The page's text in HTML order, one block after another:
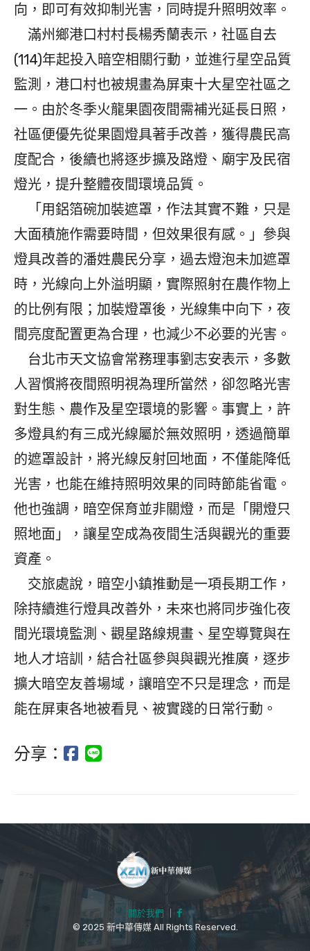
向，即可有效抑制光害，同時提升照明效率。
滿州鄉港口村村長楊秀蘭表示，社區自去
(114)年起投入暗空相關行動，並進行星空品質
監測，港口村也被規畫為屏東十大星空社區之
一。由於冬季火龍果園夜間需補光延長日照，
社區便優先從果園燈具著手改善，獲得農民高
度配合，後續也將逐步擴及路燈、廟宇及民宿
燈光，提升整體夜間環境品質。
「用鋁箔碗加裝遮罩，作法其實不難，只是
大面積施作需要時間，但效果很有感。」參與
燈具改善的潘姓農民分享，過去燈泡未加遮罩
時，光線向上外溢明顯，實際照射在農作物上
的比例有限；加裝燈罩後，光線集中向下，夜
間亮度配置更為合理，也減少不必要的光害。
台北市天文協會常務理事劉志安表示，多數
人習慣將夜間照明視為理所當然，卻忽略光害
對生態、農作及星空環境的影響。事實上，許
多燈具約有三成光線屬於無效照明，透過簡單
的遮罩設計，將光線反射回地面，不僅能降低
光害，也能在維持照明效果的同時節能省電。
他也強調，暗空保育並非關燈，而是「開燈只
照地面」，讓星空成為夜間生活與觀光的重要
資產。
交旅處說，暗空小鎮推動是一項長期工作，
除持續進行燈具改善外，未來也將同步強化夜
間光環境監測、觀星路線規畫、星空導覽與在
地人才培訓，結合社區參與與觀光推廣，逐步
擴大暗空友善場域，讓暗空不只是理念，而是
能在屏東各地被看見、被實踐的日常行動。
分享：
關於我們 ｜
© 2025 新中華傳媒 All Rights Reserved.